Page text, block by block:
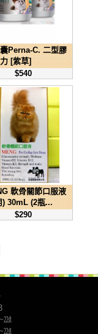
Perna-C. 二型膠
[紫草]
$540
軟骨關節口服液
) 30mL (2瓶...
$290
㍮
㍮